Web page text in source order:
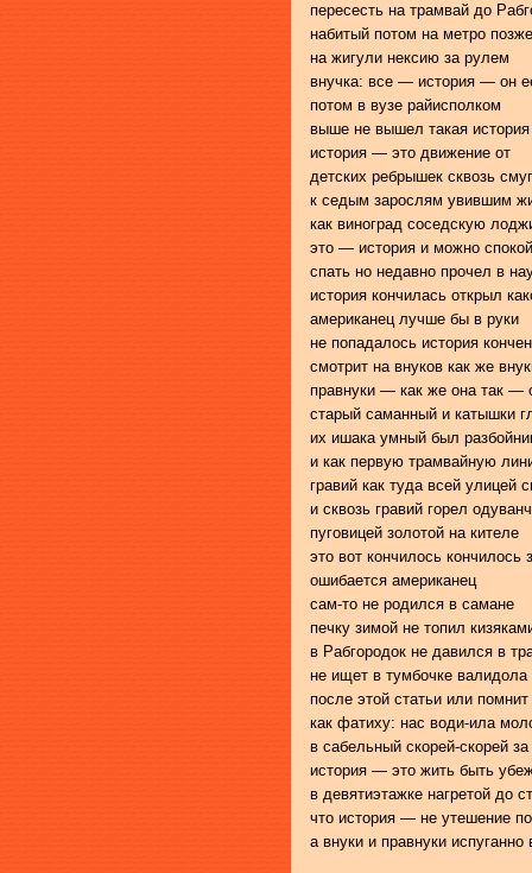
пересесть на трамвай до
набитый потом на метро позже
на жигули нексию за рулем
внучка: все — история — он
потом в вузе райисполком
выше не вышел такая история
история — это движение от
детских ребрышек сквозь
к седым зарослям увившим
как виноград соседскую
это — история и можно
спать но недавно прочел в
история кончилась открыл
американец лучше бы в руки
не попадалось история
смотрит на внуков как же
правнуки — как же она так —
старый саманный и катышки
их ишака умный был
и как первую трамвайную
гравий как туда всей улицей
и сквозь гравий горел
пуговицей золотой на кителе
это вот кончилось кончилось
ошибается американец
сам-то не родился в самане
печку зимой не топил
в Рабгородок не давился в
не ищет в тумбочке валидола
после этой статьи или помнит
как фатиху: нас води-ила
в сабельный скорей-скорей
история — это жить быть
в девятиэтажке нагретой до
что история — не утешение
а внуки и правнуки